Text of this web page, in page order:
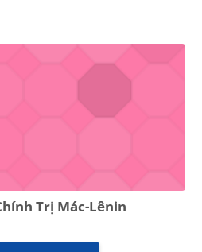
Trị Mác-Lênin